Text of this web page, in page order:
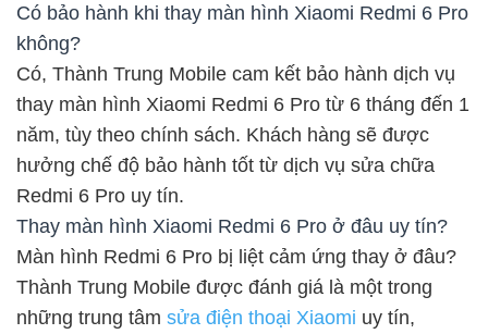
Có bảo hành khi thay màn hình Xiaomi Redmi 6 Pro
không?
Có, Thành Trung Mobile cam kết bảo hành dịch vụ
thay màn hình Xiaomi Redmi 6 Pro từ 6 tháng đến 1
năm, tùy theo chính sách. Khách hàng sẽ được
hưởng chế độ bảo hành tốt từ dịch vụ sửa chữa
Redmi 6 Pro uy tín.
Thay màn hình Xiaomi Redmi 6 Pro ở đâu uy tín?
Màn hình Redmi 6 Pro bị liệt cảm ứng thay ở đâu?
Thành Trung Mobile được đánh giá là một trong
những trung tâm sửa điện thoại Xiaomi uy tín,